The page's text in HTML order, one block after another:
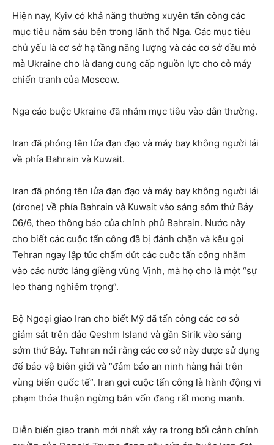
Hiện nay, Kyiv có khả năng thường xuyên tấn công các
mục tiêu nằm sâu bên trong lãnh thổ Nga. Các mục tiêu
chủ yếu là cơ sở hạ tầng năng lượng và các cơ sở dầu mỏ
mà Ukraine cho là đang cung cấp nguồn lực cho cỗ máy
chiến tranh của Moscow.
Nga cáo buộc Ukraine đã nhắm mục tiêu vào dân thường.
Iran đã phóng tên lửa đạn đạo và máy bay không người lái
về phía Bahrain và Kuwait.
Iran đã phóng tên lửa đạn đạo và máy bay không người lái
(drone) về phía Bahrain và Kuwait vào sáng sớm thứ Bảy
06/6, theo thông báo của chính phủ Bahrain. Nước này
cho biết các cuộc tấn công đã bị đánh chặn và kêu gọi
Tehran ngay lập tức chấm dứt các cuộc tấn công nhằm
vào các nước láng giềng vùng Vịnh, mà họ cho là một “sự
leo thang nghiêm trọng”.
Bộ Ngoại giao Iran cho biết Mỹ đã tấn công các cơ sở
giám sát trên đảo Qeshm Island và gần Sirik vào sáng
sớm thứ Bảy. Tehran nói rằng các cơ sở này được sử dụng
để bảo vệ biên giới và “đảm bảo an ninh hàng hải trên
vùng biển quốc tế”. Iran gọi cuộc tấn công là hành động vi
phạm thỏa thuận ngừng bắn vốn đang rất mong manh.
Diễn biến giao tranh mới nhất xảy ra trong bối cảnh chính